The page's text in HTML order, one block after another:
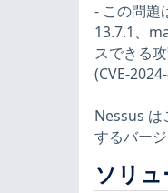
- この問題
13.7.1、
スできる
(CVE-
Nessus は
するバー
ソリ